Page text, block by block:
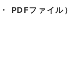
PDFファイル）